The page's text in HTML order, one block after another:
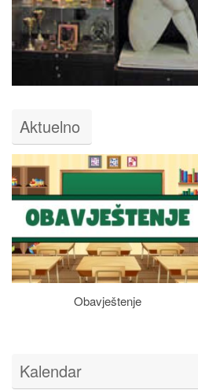
Aktuelno
Obavještenje
Kalendar